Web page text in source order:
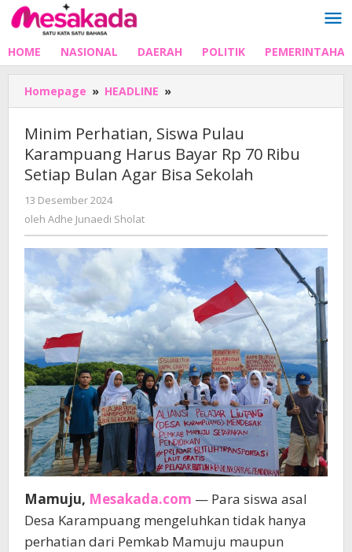
Lewati
ke
HOME NASIONAL DAERAH POLITIK
Homepage » HEADLINE »
Perhatian,
Pulau
Karampuang
Harus
Ribu
Setiap
Bulan
Agar
Bisa
Sekolah
Minim Perhatian, Siswa Pulau
Karampuang Harus Bayar Rp 70 Ribu
Setiap Bulan Agar Bisa Sekolah
13 Desember 2024
Adhe
oleh Adhe Junaedi Sholat
Mamuju, Mesakada.com — Para siswa asal
Desa Karampuang mengeluhkan tidak hanya
perhatian dari Pemkab Mamuju maupun